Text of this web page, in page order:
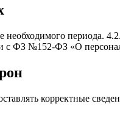
необходимого периода.
с ФЗ №152-ФЗ «О
корректные